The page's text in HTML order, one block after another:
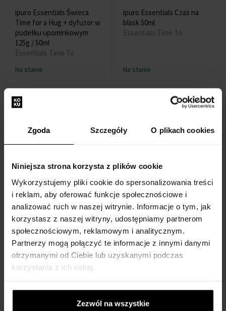
Zgoda Szczegóły O plikach cookies
Niniejsza strona korzysta z plików cookie
Wykorzystujemy pliki cookie do spersonalizowania treści
i reklam, aby oferować funkcje społecznościowe i
analizować ruch w naszej witrynie. Informacje o tym, jak
korzystasz z naszej witryny, udostępniamy partnerom
społecznościowym, reklamowym i analitycznym.
Partnerzy mogą połączyć te informacje z innymi danymi
otrzymanymi od Ciebie lub uzyskanymi podczas
korzystania z ich usług.
Zezwól na wszystkie
ipuro Essentials Świeca
Time for a Hug + dyfuzor w
pudełku upominkowym
125g / 50ml
Essentials Time To
Na stanie
73,20 zł
ipuro Essentials Czas na
blask 50ml
Essentials Time To
Na stanie
28,06 zł
ipuro Essentials Czas na
blask 100ml
Na stanie
ipuro Essentials Świeca
Time to Be + dyfuzor w
opakowaniu upominkowym
125g / 50ml
Essentials Time To
Na stanie